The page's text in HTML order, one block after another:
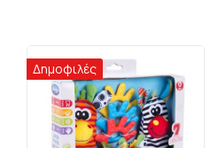
Δημοφιλές